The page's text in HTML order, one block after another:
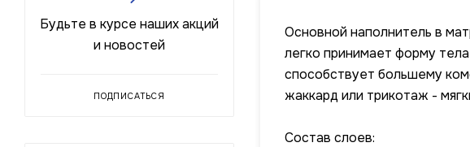
Основной наполнитель в
легко принимает форму
способствует большему
жаккард или трикотаж -
Состав слоев:
Будьте в курсе наших акций
и новостей
ПОДПИСАТЬСЯ